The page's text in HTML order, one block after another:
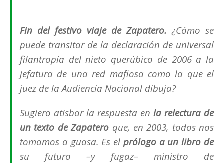
Fin del festivo viaje de Zapatero. ¿Cómo se
puede transitar de la declaración de universal
filantropía del nieto querúbico de 2006 a la
jefatura de una red mafiosa como la que el
juez de la Audiencia Nacional dibuja?
Sugiero atisbar la respuesta en la relectura de
un texto de Zapatero que, en 2003, todos nos
tomamos a guasa. Es el prólogo a un libro de
su futuro –y fugaz– ministro de